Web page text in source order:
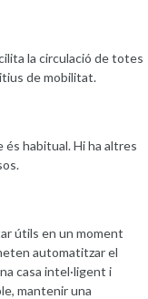
la circulació de totes
de mobilitat.
és habitual. Hi ha altres
útils en un moment
automatitzar el
casa intel·ligent i
mantenir una